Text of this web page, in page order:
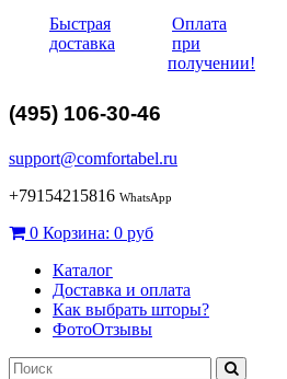
Быстрая
доставка
Оплата
при
получении!
(495) 106-30-46
support@comfortabel.ru
+79154215816 WhatsApp
0 Корзина: 0 руб
Каталог
Доставка и оплата
Как выбрать шторы?
ФотоОтзывы